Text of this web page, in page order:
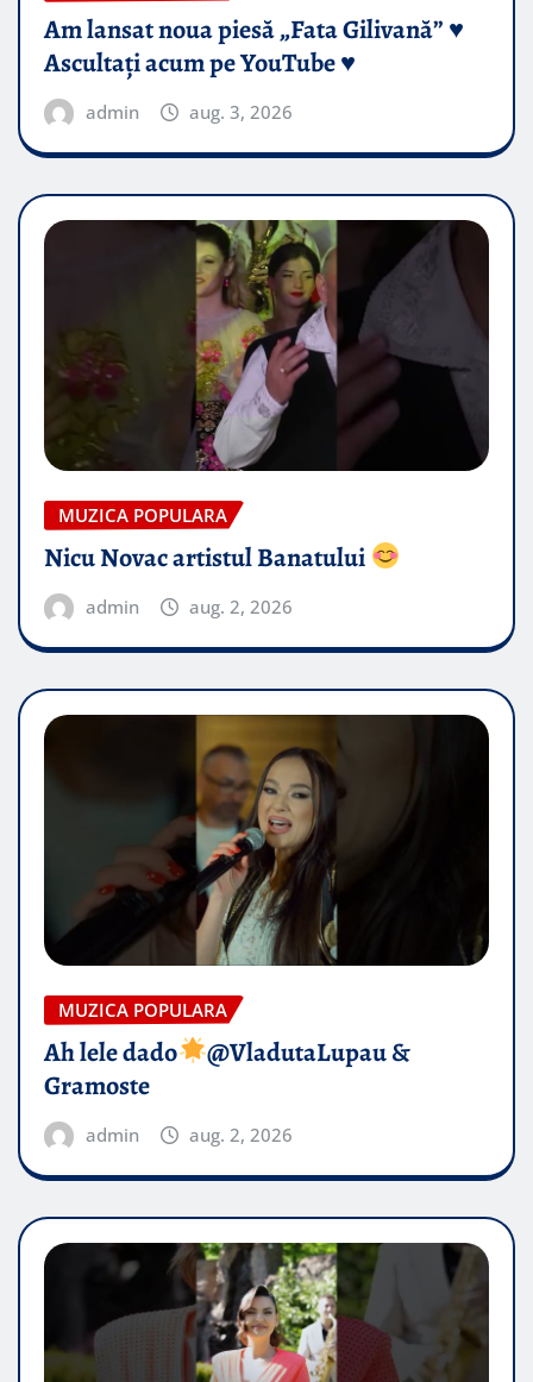
Am lansat noua piesă „Fata Gilivană” ♥️
Ascultați acum pe YouTube ♥️
admin aug. 3, 2026
MUZICA POPULARA
Nicu Novac artistul Banatului
admin aug. 2, 2026
MUZICA POPULARA
Ah lele dado​
@VladutaLupau &
Gramoste
admin aug. 2, 2026